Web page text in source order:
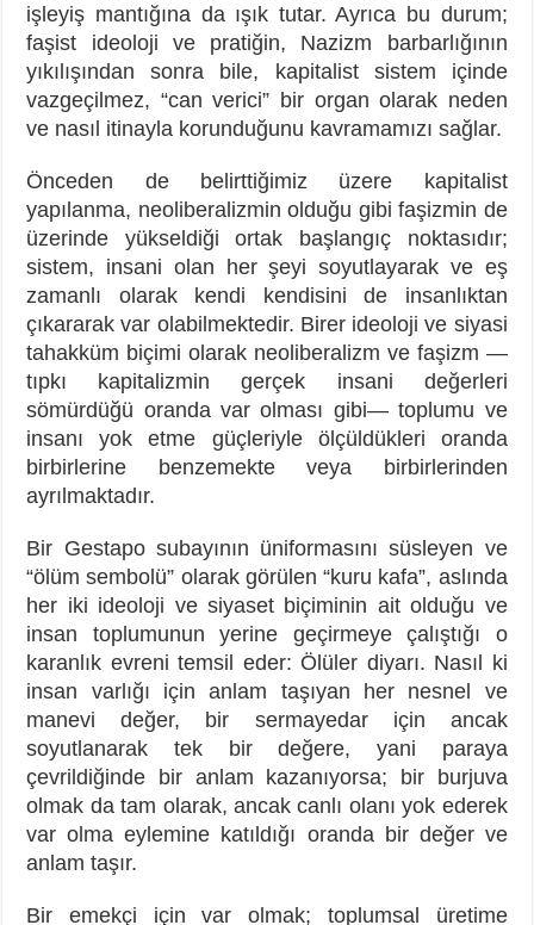
işleyiş mantığına da ışık tutar. Ayrıca bu durum;
faşist ideoloji ve pratiğin, Nazizm barbarlığının
yıkılışından sonra bile, kapitalist sistem içinde
vazgeçilmez, “can verici” bir organ olarak neden
ve nasıl itinayla korunduğunu kavramamızı sağlar.
Önceden de belirttiğimiz üzere kapitalist
yapılanma, neoliberalizmin olduğu gibi faşizmin de
üzerinde yükseldiği ortak başlangıç noktasıdır;
sistem, insani olan her şeyi soyutlayarak ve eş
zamanlı olarak kendi kendisini de insanlıktan
çıkararak var olabilmektedir. Birer ideoloji ve siyasi
tahakküm biçimi olarak neoliberalizm ve faşizm —
tıpkı kapitalizmin gerçek insani değerleri
sömürdüğü oranda var olması gibi— toplumu ve
insanı yok etme güçleriyle ölçüldükleri oranda
birbirlerine benzemekte veya birbirlerinden
ayrılmaktadır.
Bir Gestapo subayının üniformasını süsleyen ve
“ölüm sembolü” olarak görülen “kuru kafa”, aslında
her iki ideoloji ve siyaset biçiminin ait olduğu ve
insan toplumunun yerine geçirmeye çalıştığı o
karanlık evreni temsil eder: Ölüler diyarı. Nasıl ki
insan varlığı için anlam taşıyan her nesnel ve
manevi değer, bir sermayedar için ancak
soyutlanarak tek bir değere, yani paraya
çevrildiğinde bir anlam kazanıyorsa; bir burjuva
olmak da tam olarak, ancak canlı olanı yok ederek
var olma eylemine katıldığı oranda bir değer ve
anlam taşır.
Bir emekçi için var olmak; toplumsal üretime